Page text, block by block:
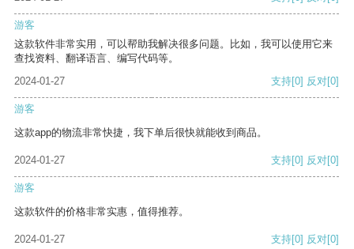
游客
这款软件非常实用，可以帮助我解决很多问题。比如，我可以使用它来
查找资料、翻译语言、编写代码等。
2024-01-27
支持[0] 反对[0]
游客
这款app的物流非常快捷，我下单后很快就能收到商品。
2024-01-27 支持[0] 反对[0]
游客
这款软件的价格非常实惠，值得推荐。
2024-01-27 支持[0] 反对[0]